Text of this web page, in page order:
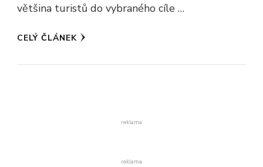
většina turistů do vybraného cíle …
CELÝ ČLÁNEK
reklama
reklama